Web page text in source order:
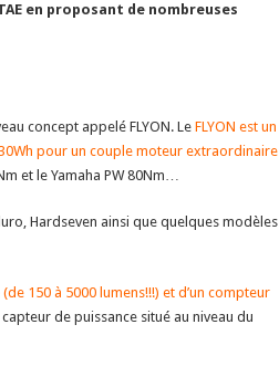
en proposant de nombreuses
concept appelé FLYON. Le FLYON est un
pour un couple moteur extraordinaire
et le Yamaha PW 80Nm…
Hardseven ainsi que quelques modèles
150 à 5000 lumens!!!) et d’un compteur
de puissance situé au niveau du